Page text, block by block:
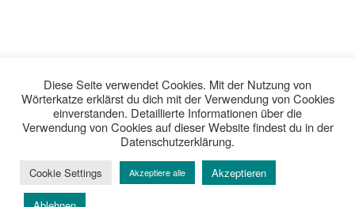
Diese Seite verwendet Cookies. Mit der Nutzung von
Wörterkatze erklärst du dich mit der Verwendung von Cookies
einverstanden. Detaillierte Informationen über die
Verwendung von Cookies auf dieser Website findest du in der
Datenschutzerklärung.
Cookie Settings Akzeptiere alle Akzeptieren